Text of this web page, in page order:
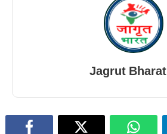
Jagrut Bharat